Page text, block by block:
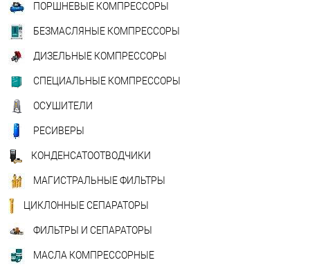
ПОРШНЕВЫЕ КОМПРЕССОРЫ
БЕЗМАСЛЯНЫЕ КОМПРЕССОРЫ
ДИЗЕЛЬНЫЕ КОМПРЕССОРЫ
СПЕЦИАЛЬНЫЕ КОМПРЕССОРЫ
ОСУШИТЕЛИ
РЕСИВЕРЫ
КОНДЕНСАТООТВОДЧИКИ
МАГИСТРАЛЬНЫЕ ФИЛЬТРЫ
ЦИКЛОННЫЕ СЕПАРАТОРЫ
ФИЛЬТРЫ И СЕПАРАТОРЫ
МАСЛА КОМПРЕССОРНЫЕ